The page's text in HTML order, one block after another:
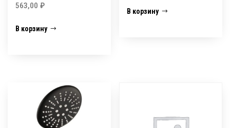
563,00 ₽
В корзину
В корзину